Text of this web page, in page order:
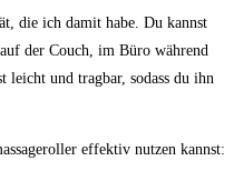
die ich ⁤damit habe. ​Du kannst
der ⁤Couch, im Büro⁤ während
leicht⁢ und ​tragbar, ⁢sodass du‌ ihn
effektiv nutzen kannst: